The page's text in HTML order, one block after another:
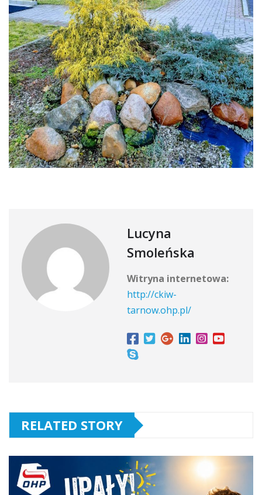
Lucyna
Smoleńska
Witryna internetowa:
http://ckiw-
tarnow.ohp.pl/
RELATED STORY